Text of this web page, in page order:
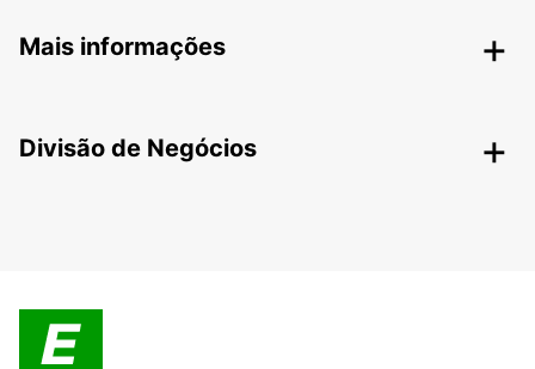
Mais informações
Divisão de Negócios